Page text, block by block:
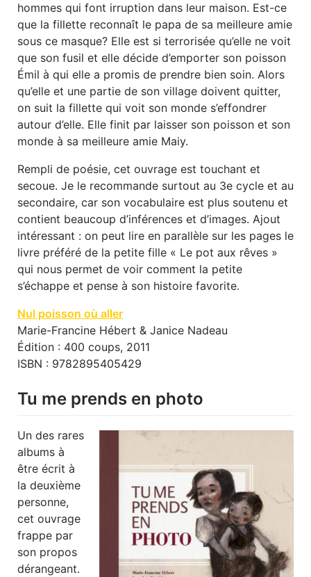
hommes qui font irruption dans leur maison. Est-ce
que la fillette reconnaît le papa de sa meilleure amie
sous ce masque? Elle est si terrorisée qu’elle ne voit
que son fusil et elle décide d’emporter son poisson
Émil à qui elle a promis de prendre bien soin. Alors
qu’elle et une partie de son village doivent quitter,
on suit la fillette qui voit son monde s’effondrer
autour d’elle. Elle finit par laisser son poisson et son
monde à sa meilleure amie Maiy.
Rempli de poésie, cet ouvrage est touchant et
secoue. Je le recommande surtout au 3e cycle et au
secondaire, car son vocabulaire est plus soutenu et
contient beaucoup d’inférences et d’images. Ajout
intéressant : on peut lire en parallèle sur les pages le
livre préféré de la petite fille « Le pot aux rêves »
qui nous permet de voir comment la petite
s’échappe et pense à son histoire favorite.
Nul poisson où aller
Marie-Francine Hébert & Janice Nadeau
Édition : 400 coups, 2011
ISBN : 9782895405429
Tu me prends en photo
Un des rares
albums à
être écrit à
la deuxième
personne,
cet ouvrage
frappe par
son propos
dérangeant.